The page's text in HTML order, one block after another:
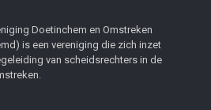
Doetinchem en Omstreken
is een vereniging die zich inzet
van scheidsrechters in de